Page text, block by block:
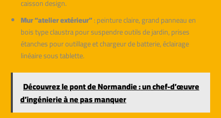
caisson design.
Mur “atelier extérieur”: peinture claire, grand panneau en
bois type claustra pour suspendre outils de jardin, prises
étanches pour outillage et chargeur de batterie, éclairage
linéaire sous tablette.
Découvrez le pont de Normandie : un chef-d’œuvre
d’ingénierie à ne pas manquer